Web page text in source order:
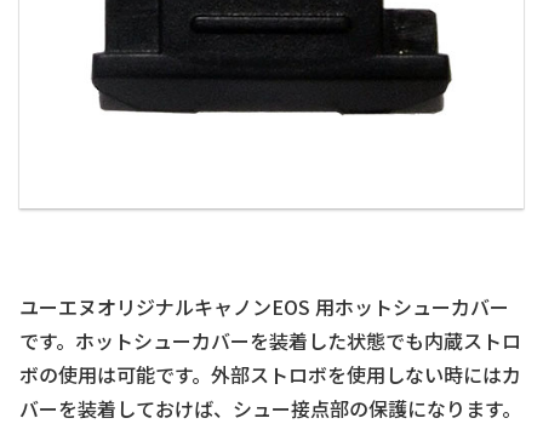
ユーエヌオリジナルキャノンEOS 用ホットシューカバー
です。ホットシューカバーを装着した状態でも内蔵ストロ
ボの使用は可能です。外部ストロボを使用しない時にはカ
バーを装着しておけば、シュー接点部の保護になります。